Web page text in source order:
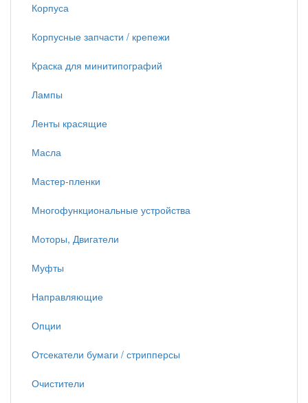
Корпуса
Корпусные запчасти / крепежи
Краска для минитипографий
Лампы
Ленты красящие
Масла
Мастер-пленки
Многофункциональные устройства
Моторы, Двигатели
Муфты
Направляющие
Опции
Отсекатели бумаги / стрипперсы
Очистители